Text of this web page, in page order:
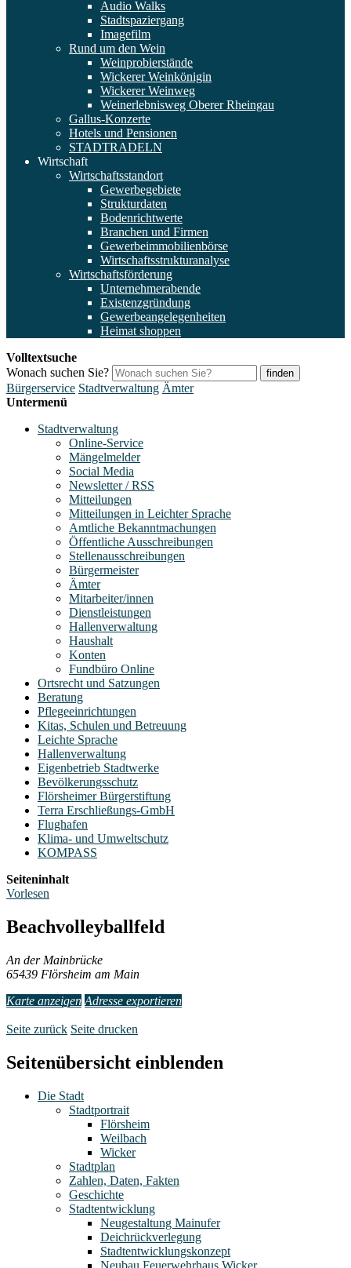
Audio Walks
Stadtspaziergang
Imagefilm
Rund um den Wein
Weinprobierstände
Wickerer Weinkönigin
Wickerer Weinweg
Weinerlebnisweg Oberer Rheingau
Gallus-Konzerte
Hotels und Pensionen
STADTRADELN
Wirtschaft
Wirtschaftsstandort
Gewerbegebiete
Strukturdaten
Bodenrichtwerte
Branchen und Firmen
Gewerbeimmobilienbörse
Wirtschaftsstrukturanalyse
Wirtschaftsförderung
Unternehmerabende
Existenzgründung
Gewerbeangelegenheiten
Heimat shoppen
Volltextsuche
Wonach suchen Sie?
finden
Bürgerservice Stadtverwaltung Ämter
Untermenü
Stadtverwaltung
Online-Service
Mängelmelder
Social Media
Newsletter / RSS
Mitteilungen
Mitteilungen in Leichter Sprache
Amtliche Bekanntmachungen
Öffentliche Ausschreibungen
Stellenausschreibungen
Bürgermeister
Ämter
Mitarbeiter/innen
Dienstleistungen
Hallenverwaltung
Haushalt
Konten
Fundbüro Online
Ortsrecht und Satzungen
Beratung
Pflegeeinrichtungen
Kitas, Schulen und Betreuung
Leichte Sprache
Hallenverwaltung
Eigenbetrieb Stadtwerke
Bevölkerungsschutz
Flörsheimer Bürgerstiftung
Terra Erschließungs-GmbH
Flughafen
Klima- und Umweltschutz
KOMPASS
Seiteninhalt
Vorlesen
Beachvolleyballfeld
An der Mainbrücke
65439 Flörsheim am Main
Karte anzeigen Adresse exportieren
Seite zurück Seite drucken
Seitenübersicht einblenden
Die Stadt
Stadtportrait
Flörsheim
Weilbach
Wicker
Stadtplan
Zahlen, Daten, Fakten
Geschichte
Stadtentwicklung
Neugestaltung Mainufer
Deichrückverlegung
Stadtentwicklungskonzept
Neubau Feuerwehrhaus Wicker